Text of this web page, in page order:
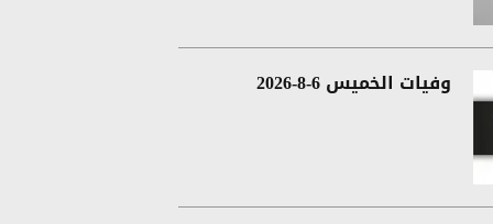
وفيات الخميس 6-8-2026